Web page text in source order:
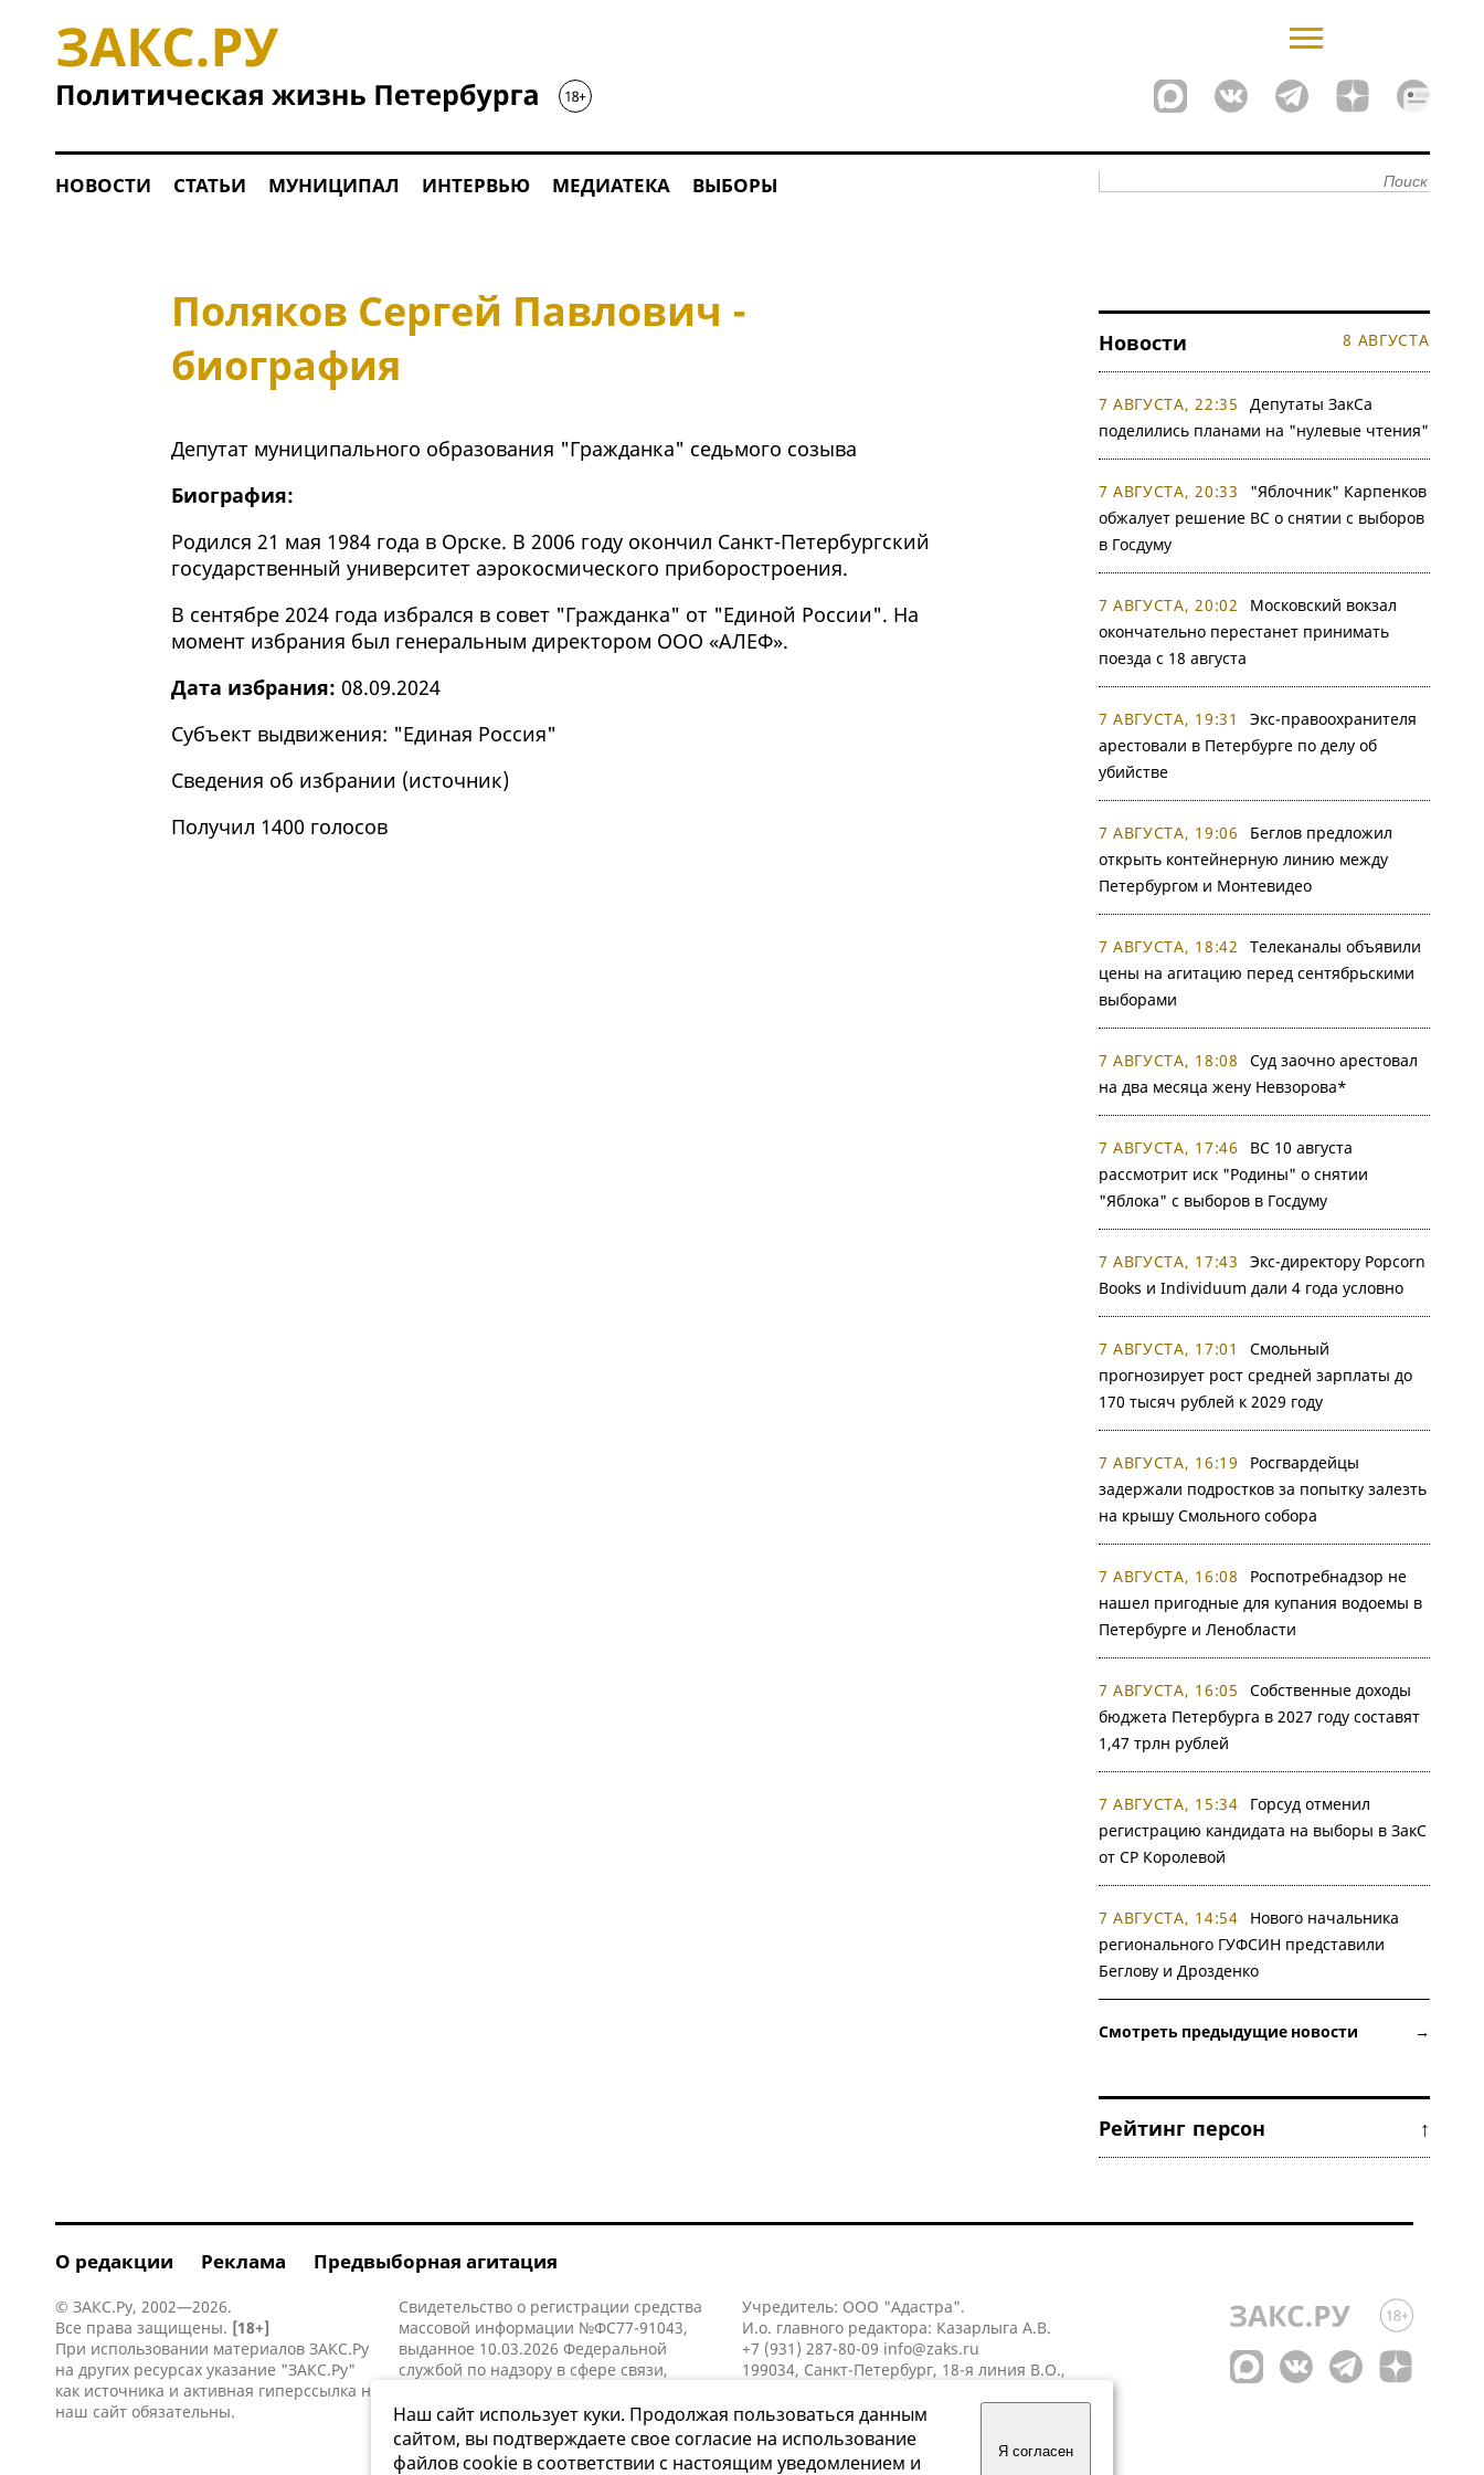
НОВОСТИ СТАТЬИ МУНИЦИПАЛ ИНТЕРВЬЮ МЕДИАТЕКА ВЫБОРЫ
Поляков Сергей Павлович -
биография
Депутат муниципального образования "Гражданка" седьмого созыва
Биография:
Родился 21 мая 1984 года в Орске. В 2006 году окончил Санкт-Петербургский
государственный университет аэрокосмического приборостроения.
В сентябре 2024 года избрался в совет "Гражданка" от "Единой России". На
момент избрания был генеральным директором ООО «АЛЕФ».
Дата избрания: 08.09.2024
Субъект выдвижения: "Единая Россия"
Сведения об избрании (источник)
Получил 1400 голосов
Новости 8 АВГУСТА
7 АВГУСТА, 22:35
Депутаты ЗакСа
поделились планами на "нулевые чтения"
7 АВГУСТА, 20:33
"Яблочник" Карпенков
обжалует решение ВС о снятии с выборов
в Госдуму
7 АВГУСТА, 20:02
Московский вокзал
окончательно перестанет принимать
поезда с 18 августа
7 АВГУСТА, 19:31
Экс-правоохранителя
арестовали в Петербурге по делу об
убийстве
7 АВГУСТА, 19:06
Беглов предложил
открыть контейнерную линию между
Петербургом и Монтевидео
7 АВГУСТА, 18:42
Телеканалы объявили
цены на агитацию перед сентябрьскими
выборами
7 АВГУСТА, 18:08
Суд заочно арестовал
на два месяца жену Невзорова*
7 АВГУСТА, 17:46
ВС 10 августа
рассмотрит иск "Родины" о снятии
"Яблока" с выборов в Госдуму
7 АВГУСТА, 17:43
Экс-директору Popcorn
Books и Individuum дали 4 года условно
7 АВГУСТА, 17:01
Смольный
прогнозирует рост средней зарплаты до
170 тысяч рублей к 2029 году
7 АВГУСТА, 16:19
Росгвардейцы
задержали подростков за попытку залезть
на крышу Смольного собора
7 АВГУСТА, 16:08
Роспотребнадзор не
нашел пригодные для купания водоемы в
Петербурге и Ленобласти
7 АВГУСТА, 16:05
Собственные доходы
бюджета Петербурга в 2027 году составят
1,47 трлн рублей
7 АВГУСТА, 15:34
Горсуд отменил
регистрацию кандидата на выборы в ЗакС
от СР Королевой
7 АВГУСТА, 14:54
Нового начальника
регионального ГУФСИН представили
Беглову и Дрозденко
Смотреть предыдущие новости →
Рейтинг персон ↑
О редакции Реклама Предвыборная агитация
© ЗАКС.Ру, 2002—2026.
Все права защищены. [18+]
При использовании материалов ЗАКС.Ру
на других ресурсах указание "ЗАКС.Ру"
как источника и активная гиперссылка на
наш сайт обязательны.
Свидетельство о регистрации средства
массовой информации №ФС77-91043,
выданное 10.03.2026 Федеральной
службой по надзору в сфере связи,
коммуникаций (Роскомнадзор).
Учредитель: ООО "Адастра".
И.о. главного редактора: Казарлыга А.В.
+7 (931) 287-80-09 info@zaks.ru
199034, Санкт-Петербург, 18-я линия В.О.,
Наш сайт использует куки. Продолжая пользоваться данным
сайтом, вы подтверждаете свое согласие на использование
файлов cookie в соответствии с настоящим уведомлением и
Я согласен